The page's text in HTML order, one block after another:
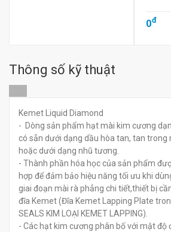
0đ
Thông số kỹ thuật
Kemet Liquid Diamond
- Dòng sản phẩm hạt mài kim cương
có sẵn dưới dạng dầu hòa tan, tan
hoặc dưới dạng nhũ tương.
- Thành phần hóa học của sản phẩm
hợp để đảm bảo hiệu năng tối ưu khi
giai đoạn mài rà phẳng chi tiết,thiết bị
đĩa Kemet (Đĩa Kemet Lapping Plate
SEALS KIM LOẠI KEMET LAPPING).
- Các hạt kim cương phân bố với mật độ